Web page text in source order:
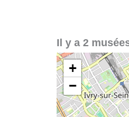
Il y a 2
+
−